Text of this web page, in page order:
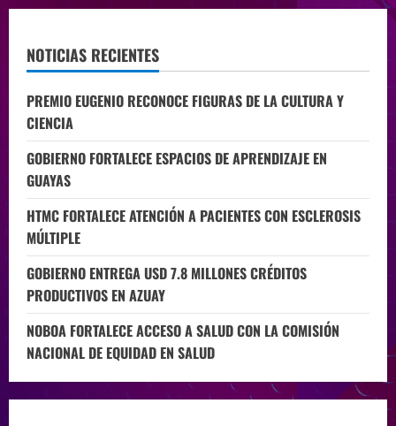
NOTICIAS RECIENTES
PREMIO EUGENIO RECONOCE FIGURAS DE LA CULTURA Y
CIENCIA
GOBIERNO FORTALECE ESPACIOS DE APRENDIZAJE EN
GUAYAS
HTMC FORTALECE ATENCIÓN A PACIENTES CON ESCLEROSIS
MÚLTIPLE
GOBIERNO ENTREGA USD 7.8 MILLONES CRÉDITOS
PRODUCTIVOS EN AZUAY
NOBOA FORTALECE ACCESO A SALUD CON LA COMISIÓN
NACIONAL DE EQUIDAD EN SALUD